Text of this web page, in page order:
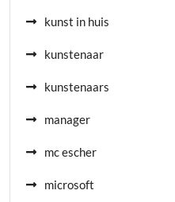
kunst in huis
kunstenaar
kunstenaars
manager
mc escher
microsoft